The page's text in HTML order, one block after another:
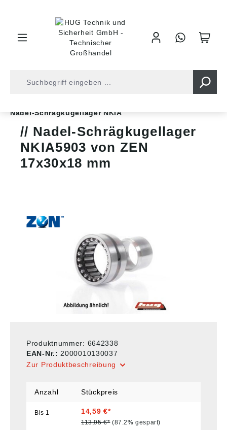
Nadel-Schrägkugellager NKIA
Nadel-Schrägkugellager
NKIA5903 von ZEN
17x30x18 mm
Produktnummer: 6642338
EAN-Nr.: 2000010130037
Zur Produktbeschreibung
Anzahl Stückpreis
Bis 1 14,59 €*
113,95 €* (87.2% gespart)